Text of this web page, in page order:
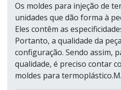
Os moldes para injeção de
unidades que dão forma à
Eles contêm as
Portanto, a qualidade da
configuração. Sendo assim,
qualidade, é preciso contar
moldes para